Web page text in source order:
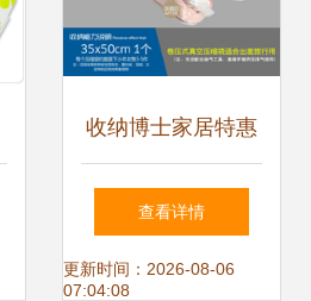
收纳博士家居特惠
店温馨专享_收纳
博士 旅行出差 加
查看详情
更新时间：2026-08-06
07:04:08